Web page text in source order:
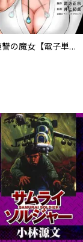
復讐の魔女【電子単行本版】